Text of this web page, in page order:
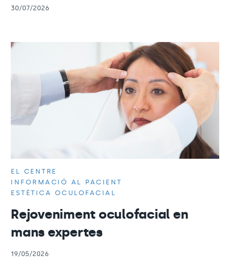
30/07/2026
EL CENTRE
INFORMACIÓ AL PACIENT
ESTÈTICA OCULOFACIAL
Rejoveniment oculofacial en
mans expertes
19/05/2026